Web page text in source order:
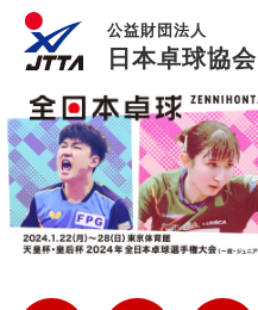
公益財団法人
日本卓球協会